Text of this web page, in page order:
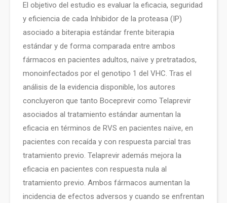
El objetivo del estudio es evaluar la eficacia, seguridad
y eficiencia de cada Inhibidor de la proteasa (IP)
asociado a biterapia estándar frente biterapia
estándar y de forma comparada entre ambos
fármacos en pacientes adultos, naïve y pretratados,
monoinfectados por el genotipo 1 del VHC. Tras el
análisis de la evidencia disponible, los autores
concluyeron que tanto Boceprevir como Telaprevir
asociados al tratamiento estándar aumentan la
eficacia en términos de RVS en pacientes naïve, en
pacientes con recaída y con respuesta parcial tras
tratamiento previo. Telaprevir además mejora la
eficacia en pacientes con respuesta nula al
tratamiento previo. Ambos fármacos aumentan la
incidencia de efectos adversos y cuando se enfrentan